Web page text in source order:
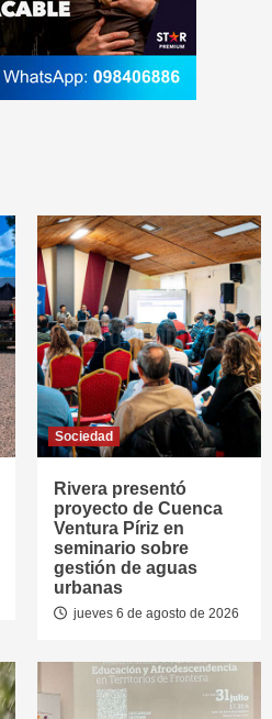
Sociedad
Rivera presentó
proyecto de Cuenca
Ventura Píriz en
seminario sobre
gestión de aguas
urbanas
jueves 6 de agosto de 2026